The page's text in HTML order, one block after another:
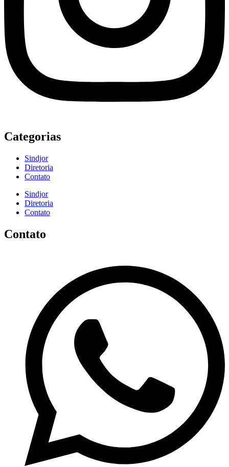
Categorias
Sindjor
Diretoria
Contato
Sindjor
Diretoria
Contato
Contato